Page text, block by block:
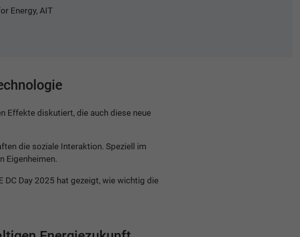
Energy, AIT
Effekte diskutiert, die auch diese neue
die soziale Interaktion. Speziell im
Eigenheimen.
Day 2025 hat gezeigt, wie wichtig die